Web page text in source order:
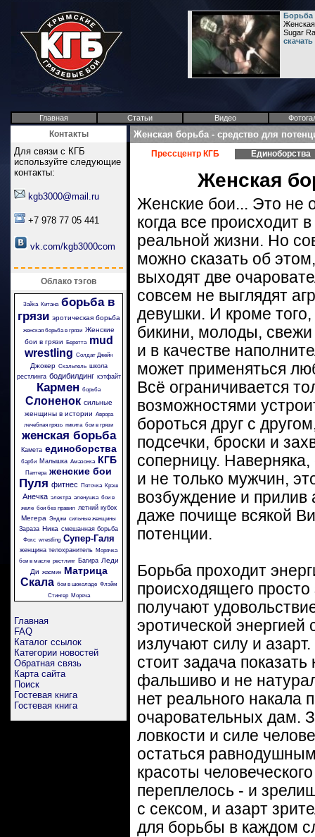
Борьба
Женская
Sugar
Главная Статьи Видео
Контакты
Для связи с КГБ
используйте следующие
контакты:
kgb3000@mail.ru
+7 978 77 05 441
vk.com/kgb3000com
Облако тэгов
Зайка Китана борьба в
грязи эротическая борьба
женская борьба в грязи Женские
бои в грязи
Беретта
mud
wrestling Солдат Джейн
Джокер Скальпель школа
рестлинга бодибилдинг кэтфайт
Кармен борьба
Слоненок сильные
женщины в истории Аврора
лечебная грязь никита бои в грязи
женская борьба
Камета единоборства
барби Малышка Амазонка КГБ
Пантера женские бои
Пуля фитнес Пяточка Крэш
Анечка электра аленушка бои в
желе бои без правил летний кубок
Мегера Энджи сильные женщины
Зараза Ника смешанная борьба
Фокс wrestling Супер-Галя
женщина телохранитель Морячка
бои в масле рестлинг Багира Леди
Ди жасмин Матрица
Скала бои в шоколаде Флэйм
Стингер
Моряча
Главная
FAQ
Каталог ссылок
Категории новостей
Обратная связь
Карта сайта
Поиск
Гостевая книга
Гостевая книга
Женская борьба - средство для
Прессцентр КГБ Единоборства
Женская
Женские бои... Это не
когда все происходит
реальной жизни. Но
можно сказать об
выходят две
совсем не выглядят
девушки. И кроме
бикини, молоды,
и в качестве
может применяться
Всё ограничивается
возможностями
бороться друг с
подсечки, броски и
соперницу.
и не только мужчин,
возбуждение и
даже почище всякой
потенции.
Борьба проходит
происходящего
получают
эротической энергией
излучают силу и
стоит задача
фальшиво и не
нет реального накала
очаровательных дам.
ловкости и силе
остаться
красоты
переплелось - и
с сексом, и азарт
для борьбы в каждом